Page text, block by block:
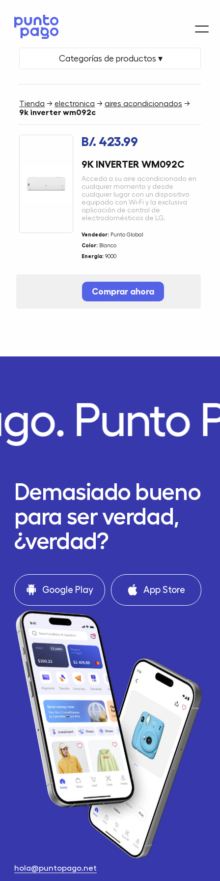
Categorías de productos ▾
Tienda →electronica →aires acondicionados →
9k inverter wm092c
B/. 423.99
9K INVERTER WM092C
Acceda a su aire acondicionado en
cualquier momento y desde
cualquier lugar con un dispositivo
equipado con Wi-Fi y la exclusiva
aplicación de control de
electrodomésticos de LG.
Vendedor: Punto Global
Color: Blanco
Energía: 9000
Comprar ahora
Punto
Demasiado bueno
para ser verdad,
¿verdad?
Google Play App Store
hola@puntopago.net